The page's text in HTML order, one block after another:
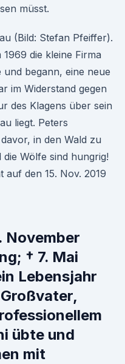
müsst.
(Bild: Stefan Pfeiffer).
die kleine Firma
begann, eine neue
im Widerstand gegen
des Klagens über sein
liegt. Peters
in den Wald zu
Wölfe sind hungrig!
den 15. Nov. 2019
November
† 7. Mai
Lebensjahr
übte und
mit